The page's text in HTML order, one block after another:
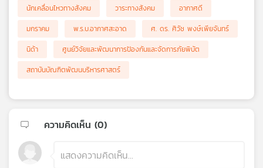
นักเคลื่อนไหวทางสังคม
วาระทางสังคม
อากาศดี
มกราคม
พ.ร.บ.อากาศสะอาด
ศ. ดร. ศิวัช พงษ์เพียจันทร์
นิด้า
ศูนย์วิจัยและพัฒนาการป้องกันและจัดการภัยพิบัต
สถาบันบัณฑิตพัฒนบริหารศาสตร์
ความคิดเห็น (0)